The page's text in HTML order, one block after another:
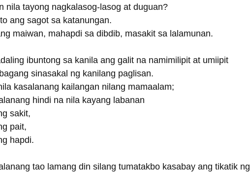
nila tayong nagkalasog-lasog at duguan?
ang sagot sa katanungan.
maiwan, mahapdi sa dibdib, masakit sa lalamunan.
ibuntong sa kanila ang galit na namimilipit at umiipit
sinasakal ng kanilang paglisan.
kasalanang kailangan nilang mamaalam;
hindi na nila kayang labanan
sakit,
pait,
hapdi.
tao lamang din silang tumatakbo kasabay ang tikatik ng